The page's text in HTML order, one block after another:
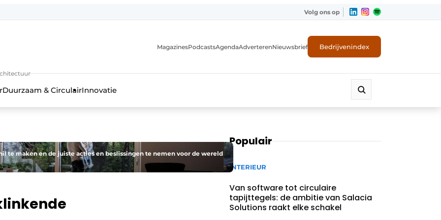
Volg ons op
MagazinesPodcastsAgendaAdverterenNieuwsbrief Bedrijvenindex
Duurzaam & CirculairInnovatie
te maken en de juiste acties en beslissingen te nemen voor de wereld
Populair
INTERIEUR
Van software tot circulaire
tapijttegels: de ambitie van Salacia
Solutions raakt elke schakel